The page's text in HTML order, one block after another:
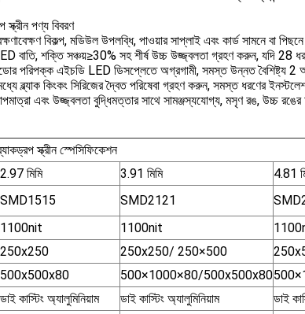
পণ্য বিবরণ
বিকল্প, মডিউল উপলব্ধি, পাওয়ার সাপ্লাই এবং কার্ড সামনে বা
বাতি, শক্তি সঞ্চয়≥30% সহ শীর্ষ উচ্চ উজ্জ্বলতা গ্রহণ করুন, যদি 28
পরিপক্ক এইচডি LED ডিসপ্লেতে অগ্রগামী, সমস্ত উন্নত বৈশিষ্ট্য 2
ব্ল্যাক কিংকং সিরিজের দ্বৈত পরিষেবা গ্রহণ করুন, সমস্ত ধরণের
এবং উজ্জ্বলতা বুদ্ধিমত্তার সাথে সামঞ্জস্যযোগ্য, মসৃণ রঙ, উচ্চ
স্ক্রীন স্পেসিফিকেশন
2.97 মিমি 3.91 মিমি
4.81
SMD1515 SMD2121
1100nit 1100nit
250x250 250x250/ 250×500
500x500x80 500×1000×80/500x500x80
ডাই কাস্টিং অ্যালুমিনিয়াম ডাই কাস্টিং অ্যালুমিনিয়াম
ডাই